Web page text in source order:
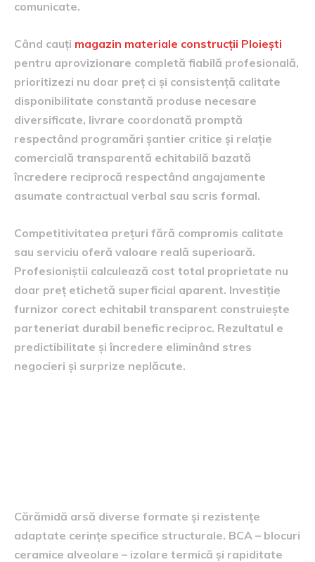
comunicate.
Când cauți magazin materiale construcții Ploiești
pentru aprovizionare completă fiabilă profesională,
prioritizezi nu doar preț ci și consistență calitate
disponibilitate constantă produse necesare
diversificate, livrare coordonată promptă
respectând programări șantier critice și relație
comercială transparentă echitabilă bazată
încredere reciprocă respectând angajamente
asumate contractual verbal sau scris formal.
Competitivitatea prețuri fără compromis calitate
sau serviciu oferă valoare reală superioară.
Profesioniștii calculează cost total proprietate nu
doar preț etichetă superficial aparent. Investiție
furnizor corect echitabil transparent construiește
parteneriat durabil benefic reciproc. Rezultatul e
predictibilitate și încredere eliminând stres
negocieri și surprize neplăcute.
Cărămidă arsă diverse formate și rezistențe
adaptate cerințe specifice structurale. BCA – blocuri
ceramice alveolare – izolare termică și rapiditate